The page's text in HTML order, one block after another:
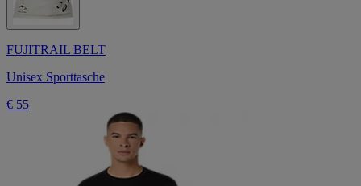
FUJITRAIL BELT
Unisex Sporttasche
€ 55